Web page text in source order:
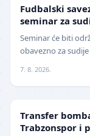
Fudbalski
seminar za
Seminar će biti
obavezno za
7. 8. 2026.
Transfer
Trabzonspor i